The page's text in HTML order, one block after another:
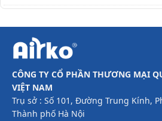
ngay tại nhà
CÔNG TY CỔ PHẦN THƯƠNG MẠI
VIỆT NAM
Trụ sở : Số 101, Đường Trung Kính,
Thành phố Hà Nội